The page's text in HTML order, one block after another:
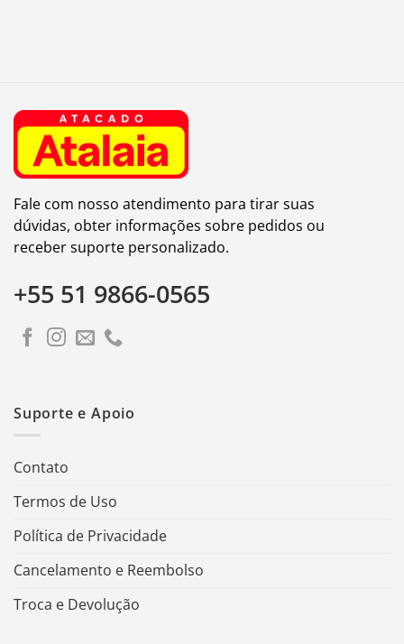
Fale com nosso atendimento para tirar suas
dúvidas, obter informações sobre pedidos ou
receber suporte personalizado.
+55 51 9866-0565
Suporte e Apoio
Contato
Termos de Uso
Política de Privacidade
Cancelamento e Reembolso
Troca e Devolução